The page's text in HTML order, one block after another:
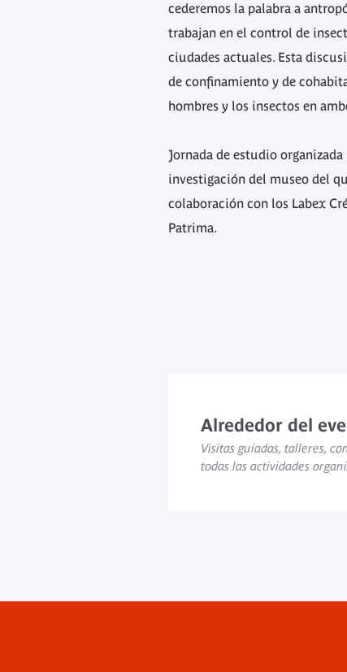
cederemos la palabra a
trabajan en el control de
ciudades actuales. Esta
de confinamiento y de
hombres y los insectos en
Jornada de estudio
investigación del museo del
colaboración con los Labex
Patrima.
Alrededor del
Visitas guiadas, talleres,
todas las actividades